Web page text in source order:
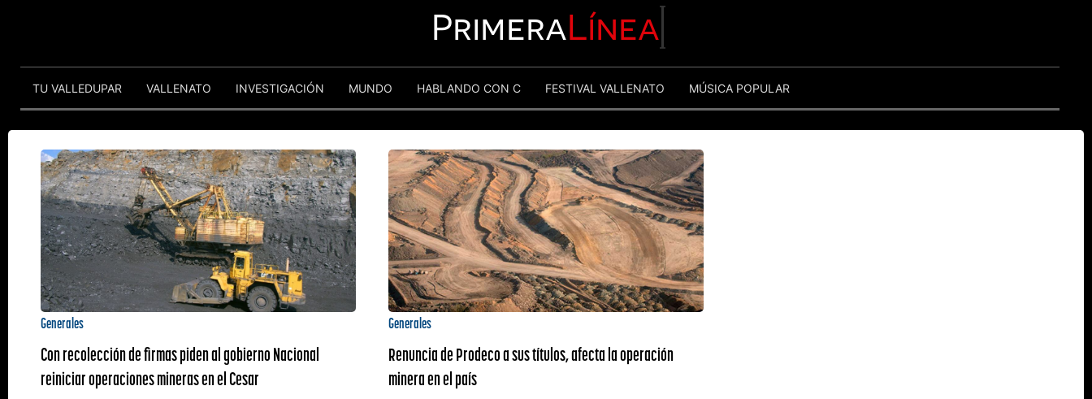
PrimeraLínea
TU VALLEDUPAR VALLENATO INVESTIGACIÓN MUNDO HABLANDO CON C FESTIVAL VALLENATO MÚSICA POPULAR
Generales
Con recolección de firmas piden al gobierno Nacional
reiniciar operaciones mineras en el Cesar
Generales
Renuncia de Prodeco a sus títulos, afecta la operación
minera en el país